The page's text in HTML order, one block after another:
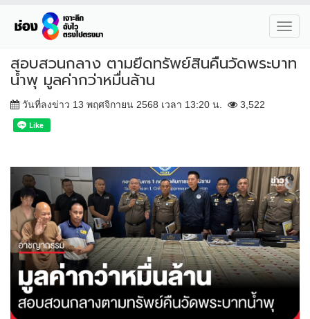
สอบสวนกลาง ตามยึดทรัพย์สินคืนวัดพระบาท
น้ำพุ มูลค่ากว่าหมื่นล้าน
วันที่ลงข่าว 13 พฤศจิกายน 2568 เวลา 13:20 น. 3,522